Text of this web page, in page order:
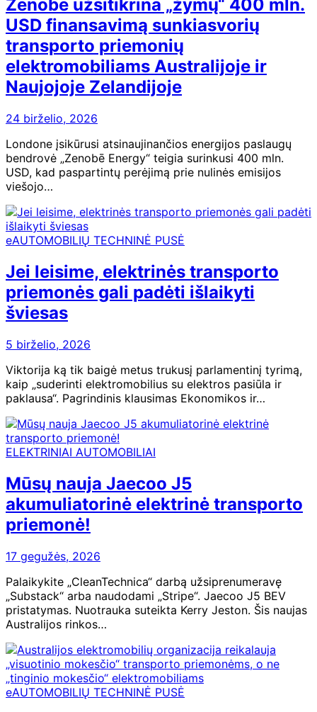
Zenobē užsitikrina „žymų“ 400 mln.
USD finansavimą sunkiasvorių
transporto priemonių
elektromobiliams Australijoje ir
Naujojoje Zelandijoje
24 birželio, 2026
Londone įsikūrusi atsinaujinančios energijos paslaugų
bendrovė „Zenobē Energy“ teigia surinkusi 400 mln.
USD, kad paspartintų perėjimą prie nulinės emisijos
viešojo…
eAUTOMOBILIŲ TECHNINĖ PUSĖ
Jei leisime, elektrinės transporto
priemonės gali padėti išlaikyti
šviesas
5 birželio, 2026
Viktorija ką tik baigė metus trukusį parlamentinį tyrimą,
kaip „suderinti elektromobilius su elektros pasiūla ir
paklausa“. Pagrindinis klausimas Ekonomikos ir…
ELEKTRINIAI AUTOMOBILIAI
Mūsų nauja Jaecoo J5
akumuliatorinė elektrinė transporto
priemonė!
17 gegužės, 2026
Palaikykite „CleanTechnica“ darbą užsiprenumeravę
„Substack“ arba naudodami „Stripe“. Jaecoo J5 BEV
pristatymas. Nuotrauka suteikta Kerry Jeston. Šis naujas
Australijos rinkos…
eAUTOMOBILIŲ TECHNINĖ PUSĖ